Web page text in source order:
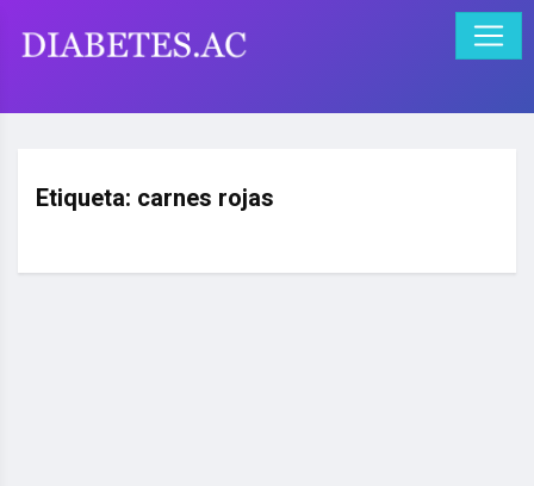
Etiqueta: carnes rojas